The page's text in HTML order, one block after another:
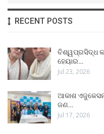
RECENT POSTS
ବିଶ୍ୱପ୍ରସିଦ୍ଧ
ହେୟାର…
Jul 23, 2026
ଆକାଶ
ଜଣ…
Jul 17, 2026